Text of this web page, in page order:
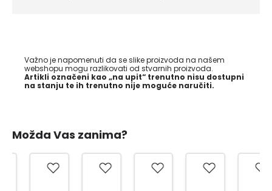
Važno je napomenuti da se slike proizvoda na našem
webshopu mogu razlikovati od stvarnih proizvoda.
Artikli označeni kao „na upit“ trenutno nisu dostupni
na stanju te ih trenutno nije moguće naručiti.
Možda Vas zanima?